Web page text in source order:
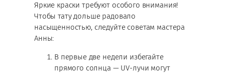
Яркие краски требуют особого внимания!
Чтобы тату дольше радовало
насыщенностью, следуйте советам мастера
Анны:
В первые две недели избегайте
прямого солнца — UV-лучи могут